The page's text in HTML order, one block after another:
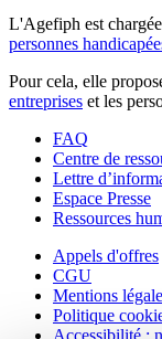
L'Agefiph est
personnes
Pour cela, elle
entreprises et les
FAQ
Centre de
Lettre
Espace Presse
Ressources
Appels d'offres
CGU
Mentions
Politique